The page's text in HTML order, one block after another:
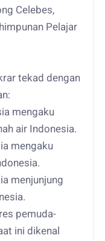
Celebes,
Pelajar
tekad dengan
mengaku
air Indonesia.
mengaku
menjunjung
pemuda-
ini dikenal